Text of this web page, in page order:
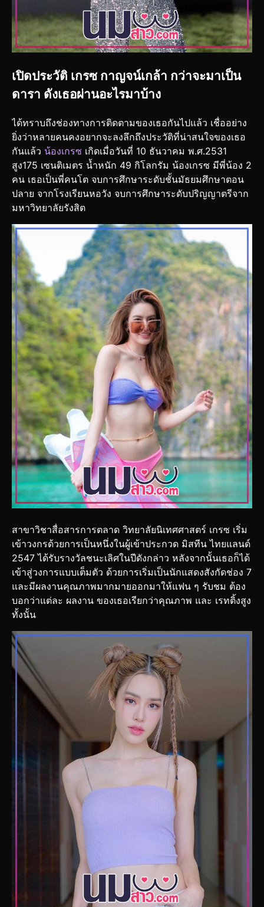
เปิดประวัติ เกรซ กาญจน์เกล้า กว่าจะมาเป็น
ดารา ดังเธอผ่านอะไรมาบ้าง
ได้ทราบถึงช่องทางการติดตามของเธอกันไปแล้ว เชื่ออย่าง
ยิ่งว่าหลายคนคงอยากจะลงลึกถึงประวัติที่น่าสนใจของเธอ
กันแล้ว น้องเกรซ เกิดเมื่อวันที่ 10 ธันวาคม พ.ศ.2531
สูง175 เซนติเมตร น้ำหนัก 49 กิโลกรัม น้องเกรซ มีพี่น้อง 2
คน เธอเป็นพี่คนโต จบการศึกษาระดับชั้นมัธยมศึกษาตอน
ปลาย จากโรงเรียนหอวัง จบการศึกษาระดับปริญญาตรีจาก
มหาวิทยาลัยรังสิต
สาขาวิชาสื่อสารการตลาด วิทยาลัยนิเทศศาสตร์ เกรซ เริ่ม
เข้าวงกรด้วยการเป็นหนึ่งในผู้เข้าประกวด มิสทีน ไทยแลนด์
2547 ได้รับรางวัลชนะเลิศในปีดังกล่าว หลังจากนั้นเธอก็ได้
เข้าสู่วงการแบบเต็มตัว ด้วยการเริ่มเป็นนักแสดงสังกัดช่อง 7
และมีผลงานคุณภาพมากมายออกมาให้แฟน ๆ รับชม ต้อง
บอกว่าแต่ละ ผลงาน ของเธอเรียกว่าคุณภาพ และ เรทติ้งสูง
ทั้งนั้น